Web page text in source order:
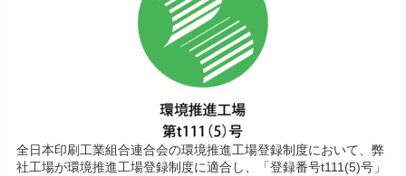
全日本印刷工業組合連合会の環境推進工場登録制度において、弊
社工場が環境推進工場登録制度に適合し、「登録番号t111(5)号」